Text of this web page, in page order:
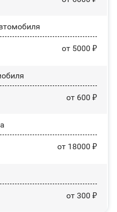
от 5000 ₽
от 600 ₽
от 18000 ₽
от 300 ₽